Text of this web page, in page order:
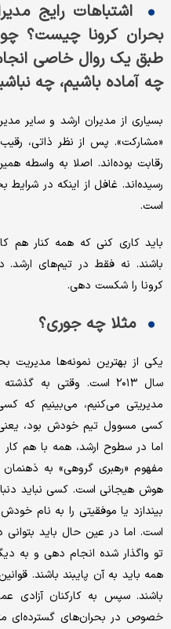
اشتباهات رایج
بحران کرونا چیست؟
طبق یک روال خاصی
چه آماده باشیم، چه
بسیاری از مدیران ارشد و سایر
«مشارکت». پس از نظر ذاتی،
رقابت بوده‌اند. اصلا به واسطه
رسیده‌اند. غافل از اینکه در شرایط
است.
باید کاری کنی که همه کنار هم
باشند. نه فقط در تیم‌های ارشد.
کرونا را شکست دهی.
مثلا چه جوری؟
یکی از بهترین نمونه‌ها مدیریت
سال ۲۰۱۳ است. وقتی به
مدیریتی می‌کنیم، می‌بینیم که
کسی مسوول تیم خودش بود، یعنی
اما در سطوح ارشد، همه با هم کار
مفهوم «رهبری گروهی» به ذهنمان
هوش هیجانی است. کسی نباید
بیندازد یا موفقیتی را به نام
است. اما در عین حال باید
تو واگذار شده انجام دهی و به
همه باید به آن پایبند باشند.
باشند. سپس به کارکنان آزادی
خصوص در بحران‌های گسترده‌ای